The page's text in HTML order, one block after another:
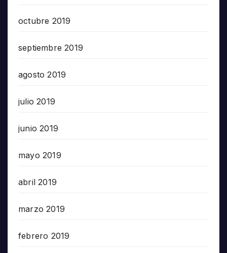
octubre 2019
septiembre 2019
agosto 2019
julio 2019
junio 2019
mayo 2019
abril 2019
marzo 2019
febrero 2019